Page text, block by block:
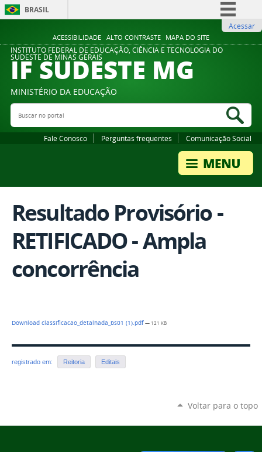
ACESSIBILIDADE ALTO CONTRASTE MAPA DO SITE
BRASIL
Comunica BR
Participe
Legislação
Acessar
INSTITUTO FEDERAL DE EDUCAÇÃO, CIÊNCIA E TECNOLOGIA DO
SUDESTE DE MINAS GERAIS
IF SUDESTE MG
MINISTÉRIO DA EDUCAÇÃO
Buscar no portal
Fale Conosco Perguntas frequentes Comunicação Social
Resultado Provisório -
RETIFICADO - Ampla
concorrência
Download classificacao_detalhada_bs01 (1).pdf— 121 KB
registrado em: Reitoria Editais
Voltar para o topo